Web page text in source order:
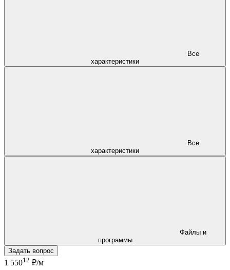
характеристики
характеристики
программы
Задать вопрос
1 55012 ₽/м